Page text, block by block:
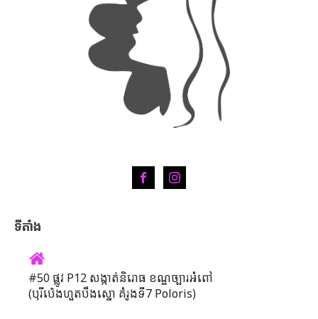
ទីតាំង
#50 ផ្លូវ P12 សង្កាត់និរោធ ខណ្ឌច្បារអំពៅ
(បុរីប៉េងហួតបឹងស្នោ គំរូងទី7 Poloris)